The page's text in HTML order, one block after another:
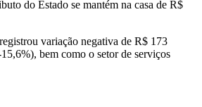
do Estado se mantém na casa de R$
variação negativa de R$ 173
bem como o setor de serviços